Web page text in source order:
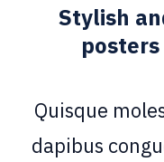
Stylish
Quisque
dapibus